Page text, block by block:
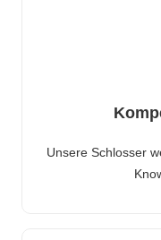
Unsere Schlosser